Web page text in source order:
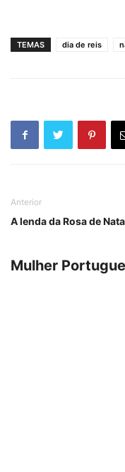
TEMAS dia de reis
Anterior
A lenda da Rosa de
Mulher